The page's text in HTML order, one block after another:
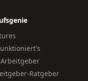
Ratgeber